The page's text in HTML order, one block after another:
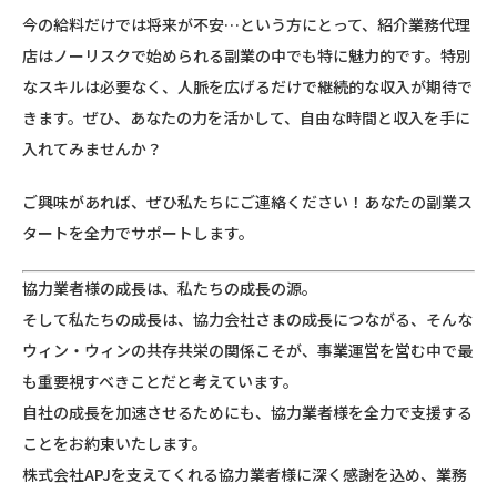
今の給料だけでは将来が不安…という方にとって、紹介業務代理
店はノーリスクで始められる副業の中でも特に魅力的です。特別
なスキルは必要なく、人脈を広げるだけで継続的な収入が期待で
きます。ぜひ、あなたの力を活かして、自由な時間と収入を手に
入れてみませんか？
ご興味があれば、ぜひ私たちにご連絡ください！あなたの副業ス
タートを全力でサポートします。
協力業者様の成長は、私たちの成長の源。
そして私たちの成長は、協力会社さまの成長につながる、そんな
ウィン・ウィンの共存共栄の関係こそが、事業運営を営む中で最
も重要視すべきことだと考えています。
自社の成長を加速させるためにも、協力業者様を全力で支援する
ことをお約束いたします。
株式会社APJを支えてくれる協力業者様に深く感謝を込め、業務